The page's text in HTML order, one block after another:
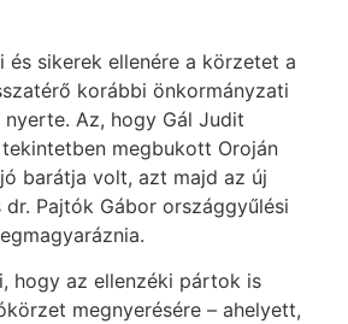
és sikerek ellenére a körzetet a
korábbi önkormányzati
Az, hogy Gál Judit
megbukott Oroján
barátja volt, azt majd az új
Pajtók Gábor országgyűlési
hogy az ellenzéki pártok is
megnyerésére – ahelyett,